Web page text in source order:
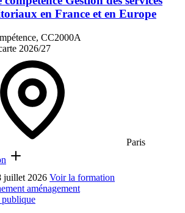
en France et en Europe
CC2000A
2026/27
Paris
juillet 2026 Voir la formation
aménagement